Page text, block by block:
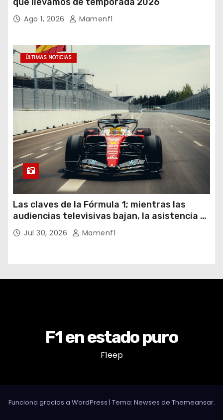
Ago 1, 2026 Mamenf1
ÚLTIMAS NOTICIAS
Las claves de la Fórmula 1; mientras las
audiencias televisivas bajan, la asistencia a
los circuitos suben y en España se nos
vienen sorpresas
Jul 30, 2026 Mamenf1
F1 en estado puro
F1eep
Funciona gracias a WordPress | Tema: Newses de Themeansar.